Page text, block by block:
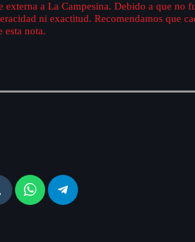
a La Campesina. Debido a que no
ni exactitud. Recomendamos que
esta nota.